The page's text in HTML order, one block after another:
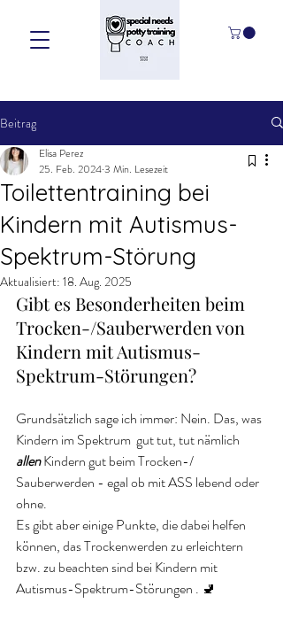
Beitrag
Toilettentraining bei
Kindern mit Autismus-
Spektrum-Störung
Elisa Perez
25. Feb. 20243 Min. Lesezeit
Aktualisiert: 18. Aug. 2025
Gibt es Besonderheiten beim
Trocken-/Sauberwerden von
Kindern mit Autismus-
Spektrum-Störungen?
Grundsätzlich sage ich immer: Nein. Das, was
Kindern im Spektrum  gut tut, tut nämlich
allen Kindern gut beim Trocken-/
Sauberwerden - egal ob mit ASS lebend oder
ohne.
Es gibt aber einige Punkte, die dabei helfen
können, das Trockenwerden zu erleichtern
bzw. zu beachten sind bei Kindern mit
Autismus-Spektrum-Störungen . 🚽